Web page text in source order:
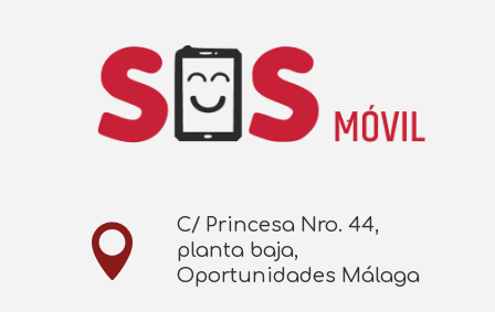

C/ Princesa Nro. 44,
planta baja,
Oportunidades Málaga